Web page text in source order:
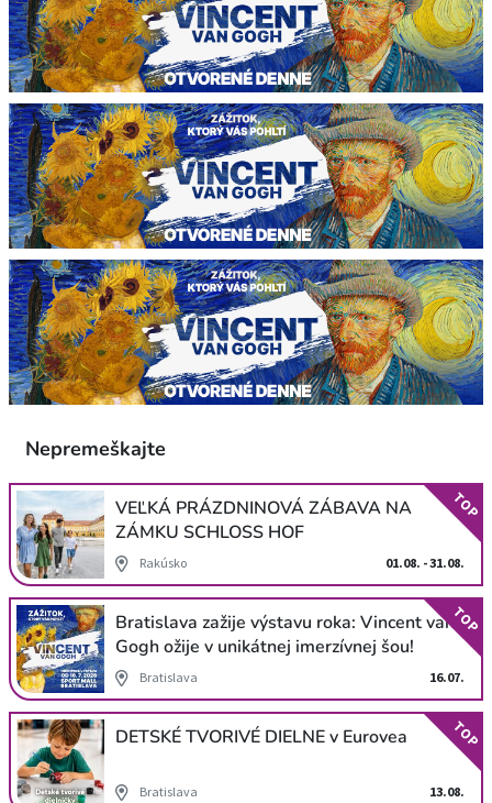
Nepremeškajte
VEĽKÁ PRÁZDNINOVÁ ZÁBAVA NA
ZÁMKU SCHLOSS HOF
Rakúsko 01.08. - 31.08.
TOP
Bratislava zažije výstavu roka: Vincent van
Gogh ožije v unikátnej imerzívnej šou!
Bratislava 16.07.
TOP
DETSKÉ TVORIVÉ DIELNE v Eurovea
Bratislava 13.08.
TOP